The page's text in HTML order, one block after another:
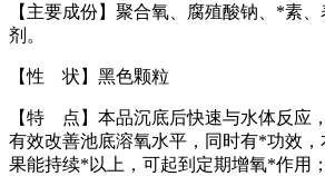
【主要成份】聚合氧、腐殖酸钠、*素
剂。
【性 状】黑色颗粒
【特 点】本品沉底后快速与水体反应
有效改善池底溶氧水平，同时有*功效
果能持续*以上，可起到定期增氧*作用